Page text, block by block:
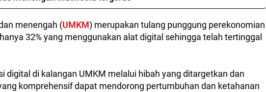
menengah (UMKM) merupakan tulang punggung perekonomian
32% yang menggunakan alat digital sehingga telah tertinggal
digital di kalangan UMKM melalui hibah yang ditargetkan dan
komprehensif dapat mendorong pertumbuhan dan ketahanan